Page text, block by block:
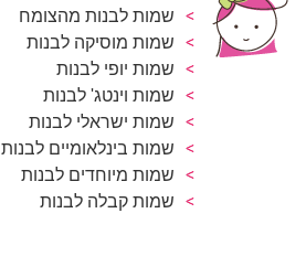
שמות לבנות מהצומח
שמות מוסיקה לבנות
שמות יופי לבנות
שמות וינטג' לבנות
שמות ישראלי לבנות
שמות בינלאומיים לבנות
שמות מיוחדים לבנות
שמות קבלה לבנות